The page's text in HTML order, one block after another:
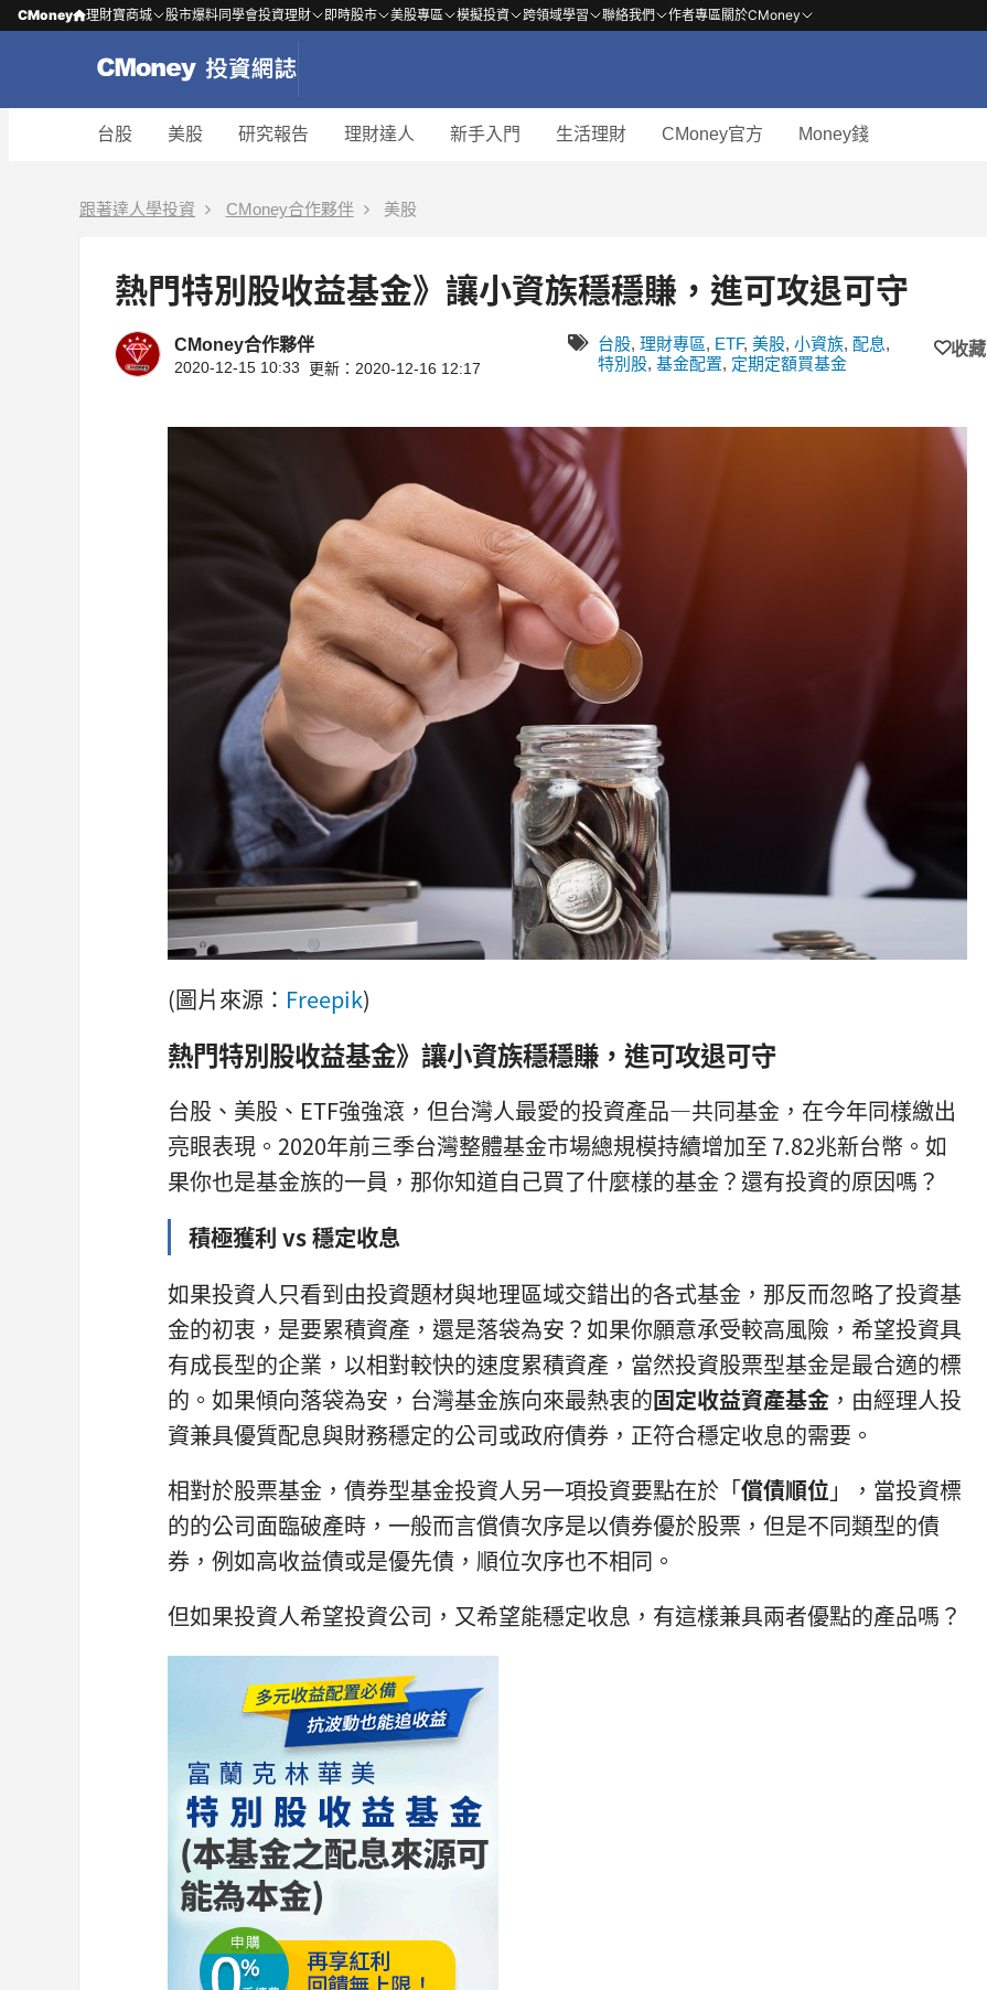
CMoney 理財寶商城 股市爆料同學會投資理財 即時股市 美股專區 模擬投資 跨領域學習 聯絡我們 作者專區關於CMoney
台股 美股 研究報告 理財達人 新手入門 生活理財 CMoney官方 Money錢
跟著達人學投資 CMoney合作夥伴 美股
熱門特別股收益基金》讓小資族穩穩賺，進可攻退可守
CMoney合作夥伴
2020-12-15 10:33 更新：2020-12-16 12:17
台股, 理財專區, ETF, 美股, 小資族, 配息,
特別股, 基金配置, 定期定額買基金
收藏
(圖片來源： Freepik)
熱門特別股收益基金》讓小資族穩穩賺，進可攻退可守
台股、美股、ETF強強滾，但台灣人最愛的投資產品—共同基金，在今年同樣繳出
亮眼表現。2020年前三季台灣整體基金市場總規模持續增加至 7.82兆新台幣。如
果你也是基金族的一員，那你知道自己買了什麼樣的基金？還有投資的原因嗎？
積極獲利 vs 穩定收息
如果投資人只看到由投資題材與地理區域交錯出的各式基金，那反而忽略了投資基
金的初衷，是要累積資產，還是落袋為安？如果你願意承受較高風險，希望投資具
有成長型的企業，以相對較快的速度累積資產，當然投資股票型基金是最合適的標
的。如果傾向落袋為安，台灣基金族向來最熱衷的固定收益資產基金 ，由經理人投
資兼具優質配息與財務穩定的公司或政府債券，正符合穩定收息的需要。
相對於股票基金，債券型基金投資人另一項投資要點在於「償債順位 」，當投資標
的的公司面臨破產時，一般而言償債次序是以債券優於股票，但是不同類型的債
券，例如高收益債或是優先債，順位次序也不相同。
但如果投資人希望投資公司，又希望能穩定收息，有這樣兼具兩者優點的產品嗎？